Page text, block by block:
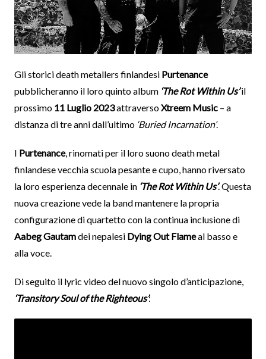
Gli storici death metallers finlandesi Purtenance
pubblicheranno il loro quinto album ‘The Rot Within Us’il
prossimo 11 Luglio 2023attraversoXtreem Music– a
distanza di tre anni dall’ultimo ‘Buried Incarnation’.
I Purtenance, rinomati per il loro suono death metal
finlandese vecchia scuola pesante e cupo, hanno riversato
la loro esperienza decennale in ‘The Rot Within Us’. Questa
nuova creazione vede la band mantenere la propria
configurazione di quartetto con la continua inclusione di
Aabeg Gautamdei nepalesi Dying Out Flameal basso e
alla voce.
Di seguito il lyric video del nuovo singolo d’anticipazione,
‘Transitory Soul of the Righteous’: